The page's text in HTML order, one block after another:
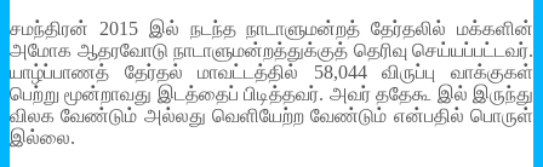
சமந்திரன் 2015 இல் நடந்த நாடாளுமன்றத் தேர்தலில் மக்களின்
அமோக ஆதரவோடு நாடாளுமன்றத்துக்குத் தெரிவு செய்யப்பட்டவர்.
யாழ்ப்பாணத் தேர்தல் மாவட்டத்தில் 58,044 விருப்பு வாக்குகள்
பெற்று மூன்றாவது இடத்தைப் பிடித்தவர். அவர் ததேகூ இல் இருந்து
விலக வேண்டும் அல்லது வெளியேற்ற வேண்டும் என்பதில் பொருள்
இல்லை.